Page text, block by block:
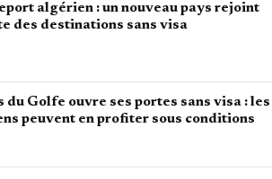
algérien : un nouveau pays rejoint
des destinations sans visa
du Golfe ouvre ses portes sans visa : les
peuvent en profiter sous conditions